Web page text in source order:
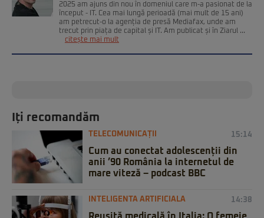
2025 am ajuns din nou în domeniul care m-a pasionat de la
început - IT. Cea mai lungă perioadă (mai mult de 15 ani)
am petrecut-o la agenția de presă Mediafax, unde am
trecut prin piața de capital și IT. Am publicat și în Ziarul ...
citește mai mult
Iți recomandăm
TELECOMUNICAȚII 15:14
Cum au conectat adolescenții din
anii ’90 România la internetul de
mare viteză – podcast BBC
INTELIGENTA ARTIFICIALA 14:38
Reușită medicală în Italia: O femeie